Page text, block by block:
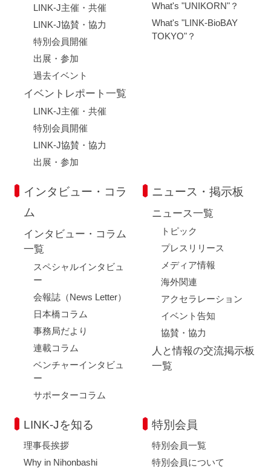
LINK-J主催・共催
LINK-J協賛・協力
特別会員開催
出展・参加
過去イベント
イベントレポート一覧
LINK-J主催・共催
特別会員開催
LINK-J協賛・協力
出展・参加
What's "UNIKORN"？
What's "LINK-BioBAY
TOKYO"？
インタビュー・コラ
ム
インタビュー・コラム
一覧
スペシャルインタビュ
ー
会報誌（News Letter）
日本橋コラム
事務局だより
連載コラム
ベンチャーインタビュ
ー
サポーターコラム
ニュース・掲示板
ニュース一覧
トピック
プレスリリース
メディア情報
海外関連
アクセラレーション
イベント告知
協賛・協力
人と情報の交流掲示板
一覧
LINK-Jを知る
理事長挨拶
Why in Nihonbashi
特別会員
特別会員一覧
特別会員について